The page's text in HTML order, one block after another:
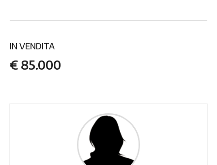
IN VENDITA
€ 85.000